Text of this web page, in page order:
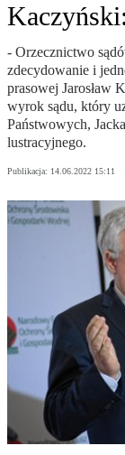
- Orzecznictwo
zdecydowanie i
prasowej Jarosław
wyrok sądu, który
Państwowych,
lustracyjnego.
Publikacja: 14.06.2022 15:11